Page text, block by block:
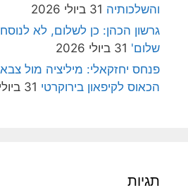
והשלכותיה 31 ביולי 2026
גרשון הכהן: כן לשלום, לא
שלום' 31 ביולי 2026
פנחס יחזקאלי: מיליציה מול
הכאוס לקיפאון בירוקרטי 31 ביולי 2026
תגיות